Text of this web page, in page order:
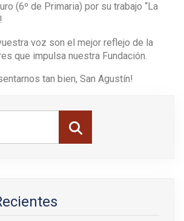
(6º de Primaria) por su trabajo “La
voz son el mejor reflejo de la
que impulsa nuestra Fundación.
tan bien, San Agustín!
Buscar